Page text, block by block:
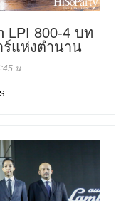
LPI 800-4 บท
ร์แห่งตำนาน
น.